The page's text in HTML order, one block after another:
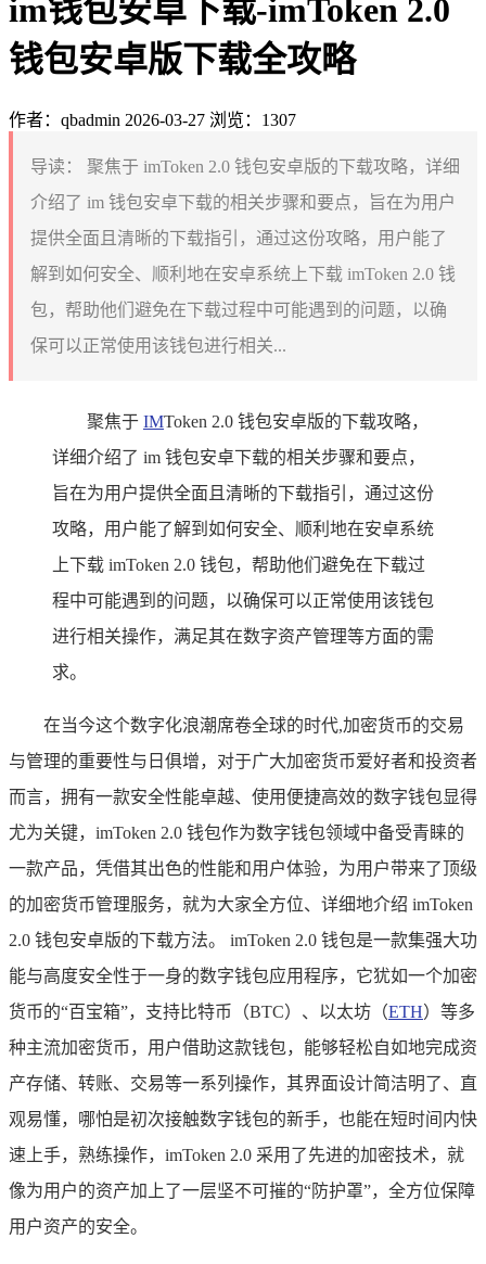
im钱包安卓下载-imToken 2.0
钱包安卓版下载全攻略
作者：qbadmin 2026-03-27 浏览：1307
导读：
聚焦于 imToken 2.0 钱包安卓版的下载攻略，详细
介绍了 im 钱包安卓下载的相关步骤和要点，旨在为用户
提供全面且清晰的下载指引，通过这份攻略，用户能了
解到如何安全、顺利地在安卓系统上下载 imToken 2.0 钱
包，帮助他们避免在下载过程中可能遇到的问题，以确
保可以正常使用该钱包进行相关...
聚焦于 IMToken 2.0 钱包安卓版的下载攻略，
详细介绍了 im 钱包安卓下载的相关步骤和要点，
旨在为用户提供全面且清晰的下载指引，通过这份
攻略，用户能了解到如何安全、顺利地在安卓系统
上下载 imToken 2.0 钱包，帮助他们避免在下载过
程中可能遇到的问题，以确保可以正常使用该钱包
进行相关操作，满足其在数字资产管理等方面的需
求。
在当今这个数字化浪潮席卷全球的时代,加密货币的交易
与管理的重要性与日俱增，对于广大加密货币爱好者和投资者
而言，拥有一款安全性能卓越、使用便捷高效的数字钱包显得
尤为关键，imToken 2.0 钱包作为数字钱包领域中备受青睐的
一款产品，凭借其出色的性能和用户体验，为用户带来了顶级
的加密货币管理服务，就为大家全方位、详细地介绍 imToken
2.0 钱包安卓版的下载方法。 imToken 2.0 钱包是一款集强大功
能与高度安全性于一身的数字钱包应用程序，它犹如一个加密
货币的“百宝箱”，支持比特币（BTC）、以太坊（ETH）等多
种主流加密货币，用户借助这款钱包，能够轻松自如地完成资
产存储、转账、交易等一系列操作，其界面设计简洁明了、直
观易懂，哪怕是初次接触数字钱包的新手，也能在短时间内快
速上手，熟练操作，imToken 2.0 采用了先进的加密技术，就
像为用户的资产加上了一层坚不可摧的“防护罩”，全方位保障
用户资产的安全。